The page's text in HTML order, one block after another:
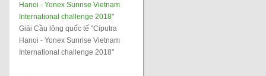
Hanoi - Yonex Sunrise Vietnam
International challenge 2018"
Giải Cầu lông quốc tế "Ciputra
Hanoi - Yonex Sunrise Vietnam
International challenge 2018"